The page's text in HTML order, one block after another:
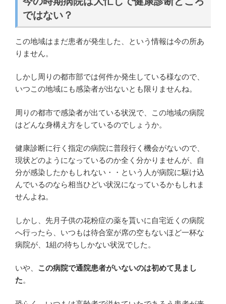
ではない？
この地域はまだ患者が発生した、という情報は今の所あ
りません。
しかし周りの都市部では何件か発生している様なので、
いつこの地域にも感染者が出ないとも限りませんね。
周りの都市で感染者が出ている状況で、この地域の病院
はどんな身構え方をしているのでしょうか。
健康診断に行く指定の病院に普段行く機会がないので、
現状どのようになっているのか全く分かりませんが、自
分が感染したかもしれない・・という人が病院に駆け込
んでいるのなら相当ひどい状況になっているかもしれま
せんよね。
しかし、先月子供の花粉症の薬を貰いに自宅近くの病院
へ行ったら、いつもは待合室が席の空もないほど一杯な
病院が、1組の待ちしかない状況でした。
いや、 この病院で通院患者がいないのは初めて見まし
た。